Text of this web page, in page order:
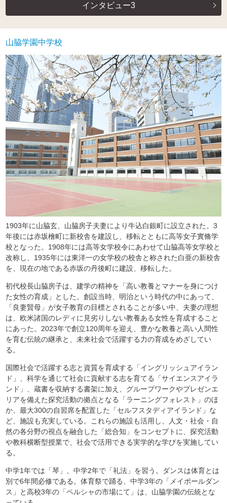
インタビュー3
山脇学園中学校
1903年に山脇玄、山脇房子夫妻により牛込白銀町に設立された。3
年後には赤坂檜町に新校舎を建設し、移転とともに高等女子實脩学
校となった。1908年には高等女学校令にあわせて山脇高等女学校と
改称し、1935年には東洋一の女学校の校舎と称された白亜の新校舎
を、現在の地である赤坂の丹後町に建設、移転した。
初代校長山脇房子は、建学の精神を「高い教養とマナーを身につけ
た女性の育成」とした。創設当時、明治という時代の中にあって、
「良妻賢母」が女子教育の目標とされることが多い中、夫妻の理想
は、欧米諸国のレディに見劣りしない教養ある女性を育成すること
にあった。2023年で創立120周年を迎え、豊かな教養と高い人間性
を育む伝統の継承と、未来社会で活躍する力の育成をめざしてい
る。
国際社会で活躍する志と資質を育成する「イングリッシュアイラン
ド」、科学を通じて社会に貢献する志を育てる「サイエンスアイラ
ンド」、蔵書を収納する書架に加え、グループワークやプレゼンエ
リアを備えた探究活動の拠点となる「ラーニングフォレスト」のほ
か、最大300の自習席を配置した「セルフスタディアイランド」な
ど、施設も充実している。これらの施設も活用し、人文・社会・自
然の各分野の視点を融合した「総合知」をコンセプトに、探究活動
や教科横断型授業で、社会で活用できる実学的な学びを実施してい
る。
中学1年では「琴」、中学2年で「礼法」を習う。ダンスは体育とは
別で6年間必修である。体育祭で踊る、中学3年の「メイポールダン
ス」と高校3年の「ペルシャの市場にて」は、山脇学園の伝統とな